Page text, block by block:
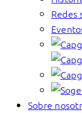
Redes
Sobre